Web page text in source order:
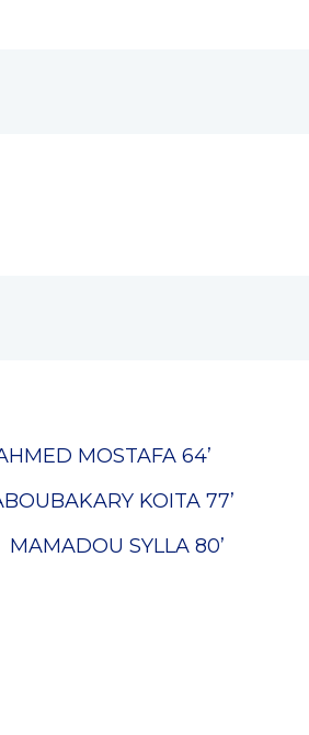
MOSTAFA 64’
KOITA 77’
MAMADOU SYLLA 80’